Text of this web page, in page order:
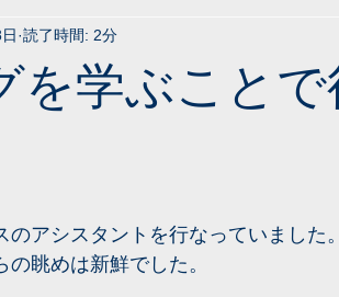
を学ぶことで
読了時間: 2分
のアシスタントを行なっていました
眺めは新鮮でした。